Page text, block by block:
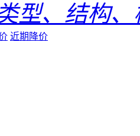
型、结构
近期降价